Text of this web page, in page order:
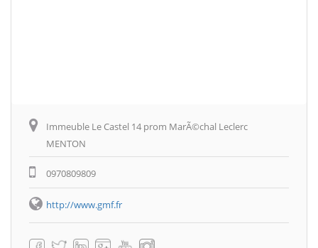
Immeuble Le Castel 14 prom MarÃ©chal Leclerc
MENTON
0970809809
http://www.gmf.fr